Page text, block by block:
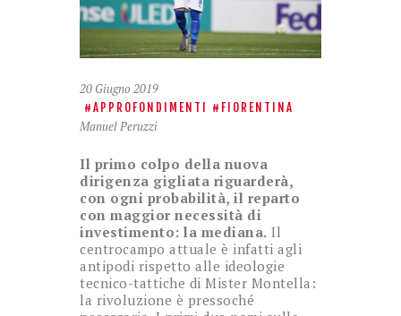
20 Giugno 2019
APPROFONDIMENTI FIORENTINA
Manuel Peruzzi
Il primo colpo della nuova
dirigenza gigliata riguarderà,
con ogni probabilità, il reparto
con maggior necessità di
investimento: la mediana. Il
centrocampo attuale è infatti agli
antipodi rispetto alle ideologie
tecnico-tattiche di Mister Montella:
la rivoluzione è pressoché